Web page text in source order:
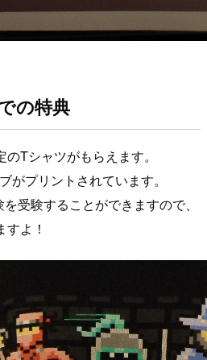
の特典
Tシャツがもらえます。
がプリントされています。
受験することができますので、
よ！